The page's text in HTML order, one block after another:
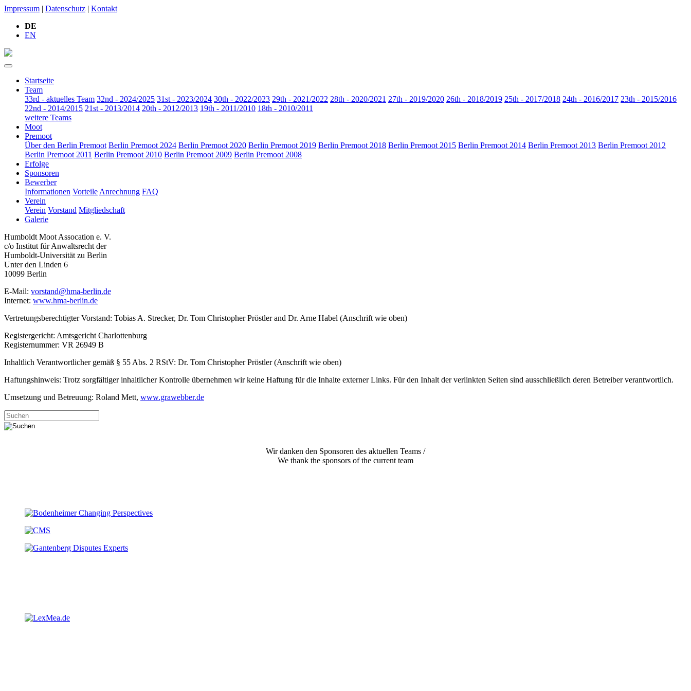
Impressum | Datenschutz | Kontakt
DE
EN
Startseite
Team
33rd - aktuelles Team 32nd - 2024/2025 31st - 2023/2024 30th - 2022/2023 29th - 2021/2022 28th - 2020/2021 27th - 2019/2020 26th - 2018/2019 25th - 2017/2018 24th - 2016/2017 23th - 2015/2016
22nd - 2014/2015 21st - 2013/2014 20th - 2012/2013 19th - 2011/2010 18th - 2010/2011
weitere Teams
Moot
Premoot
Über den Berlin Premoot Berlin Premoot 2024 Berlin Premoot 2020 Berlin Premoot 2019 Berlin Premoot 2018 Berlin Premoot 2015 Berlin Premoot 2014 Berlin Premoot 2013 Berlin Premoot 2012
Berlin Premoot 2011 Berlin Premoot 2010 Berlin Premoot 2009 Berlin Premoot 2008
Erfolge
Sponsoren
Bewerber
Informationen Vorteile Anrechnung FAQ
Verein
Verein Vorstand Mitgliedschaft
Galerie
Humboldt Moot Assocation e. V.
c/o Institut für Anwaltsrecht der
Humboldt-Universität zu Berlin
Unter den Linden 6
10099 Berlin
E-Mail: vorstand@hma-berlin.de
Internet: www.hma-berlin.de
Vertretungsberechtigter Vorstand: Tobias A. Strecker, Dr. Tom Christopher Pröstler and Dr. Arne Habel (Anschrift wie oben)
Registergericht: Amtsgericht Charlottenburg
Registernummer: VR 26949 B
Inhaltlich Verantwortlicher gemäß § 55 Abs. 2 RStV: Dr. Tom Christopher Pröstler (Anschrift wie oben)
Haftungshinweis: Trotz sorgfältiger inhaltlicher Kontrolle übernehmen wir keine Haftung für die Inhalte externer Links. Für den Inhalt der verlinkten Seiten sind ausschließlich deren Betreiber verantwortlich.
Umsetzung und Betreuung: Roland Mett, www.grawebber.de
Wir danken den Sponsoren des aktuellen Teams /
We thank the sponsors of the current team